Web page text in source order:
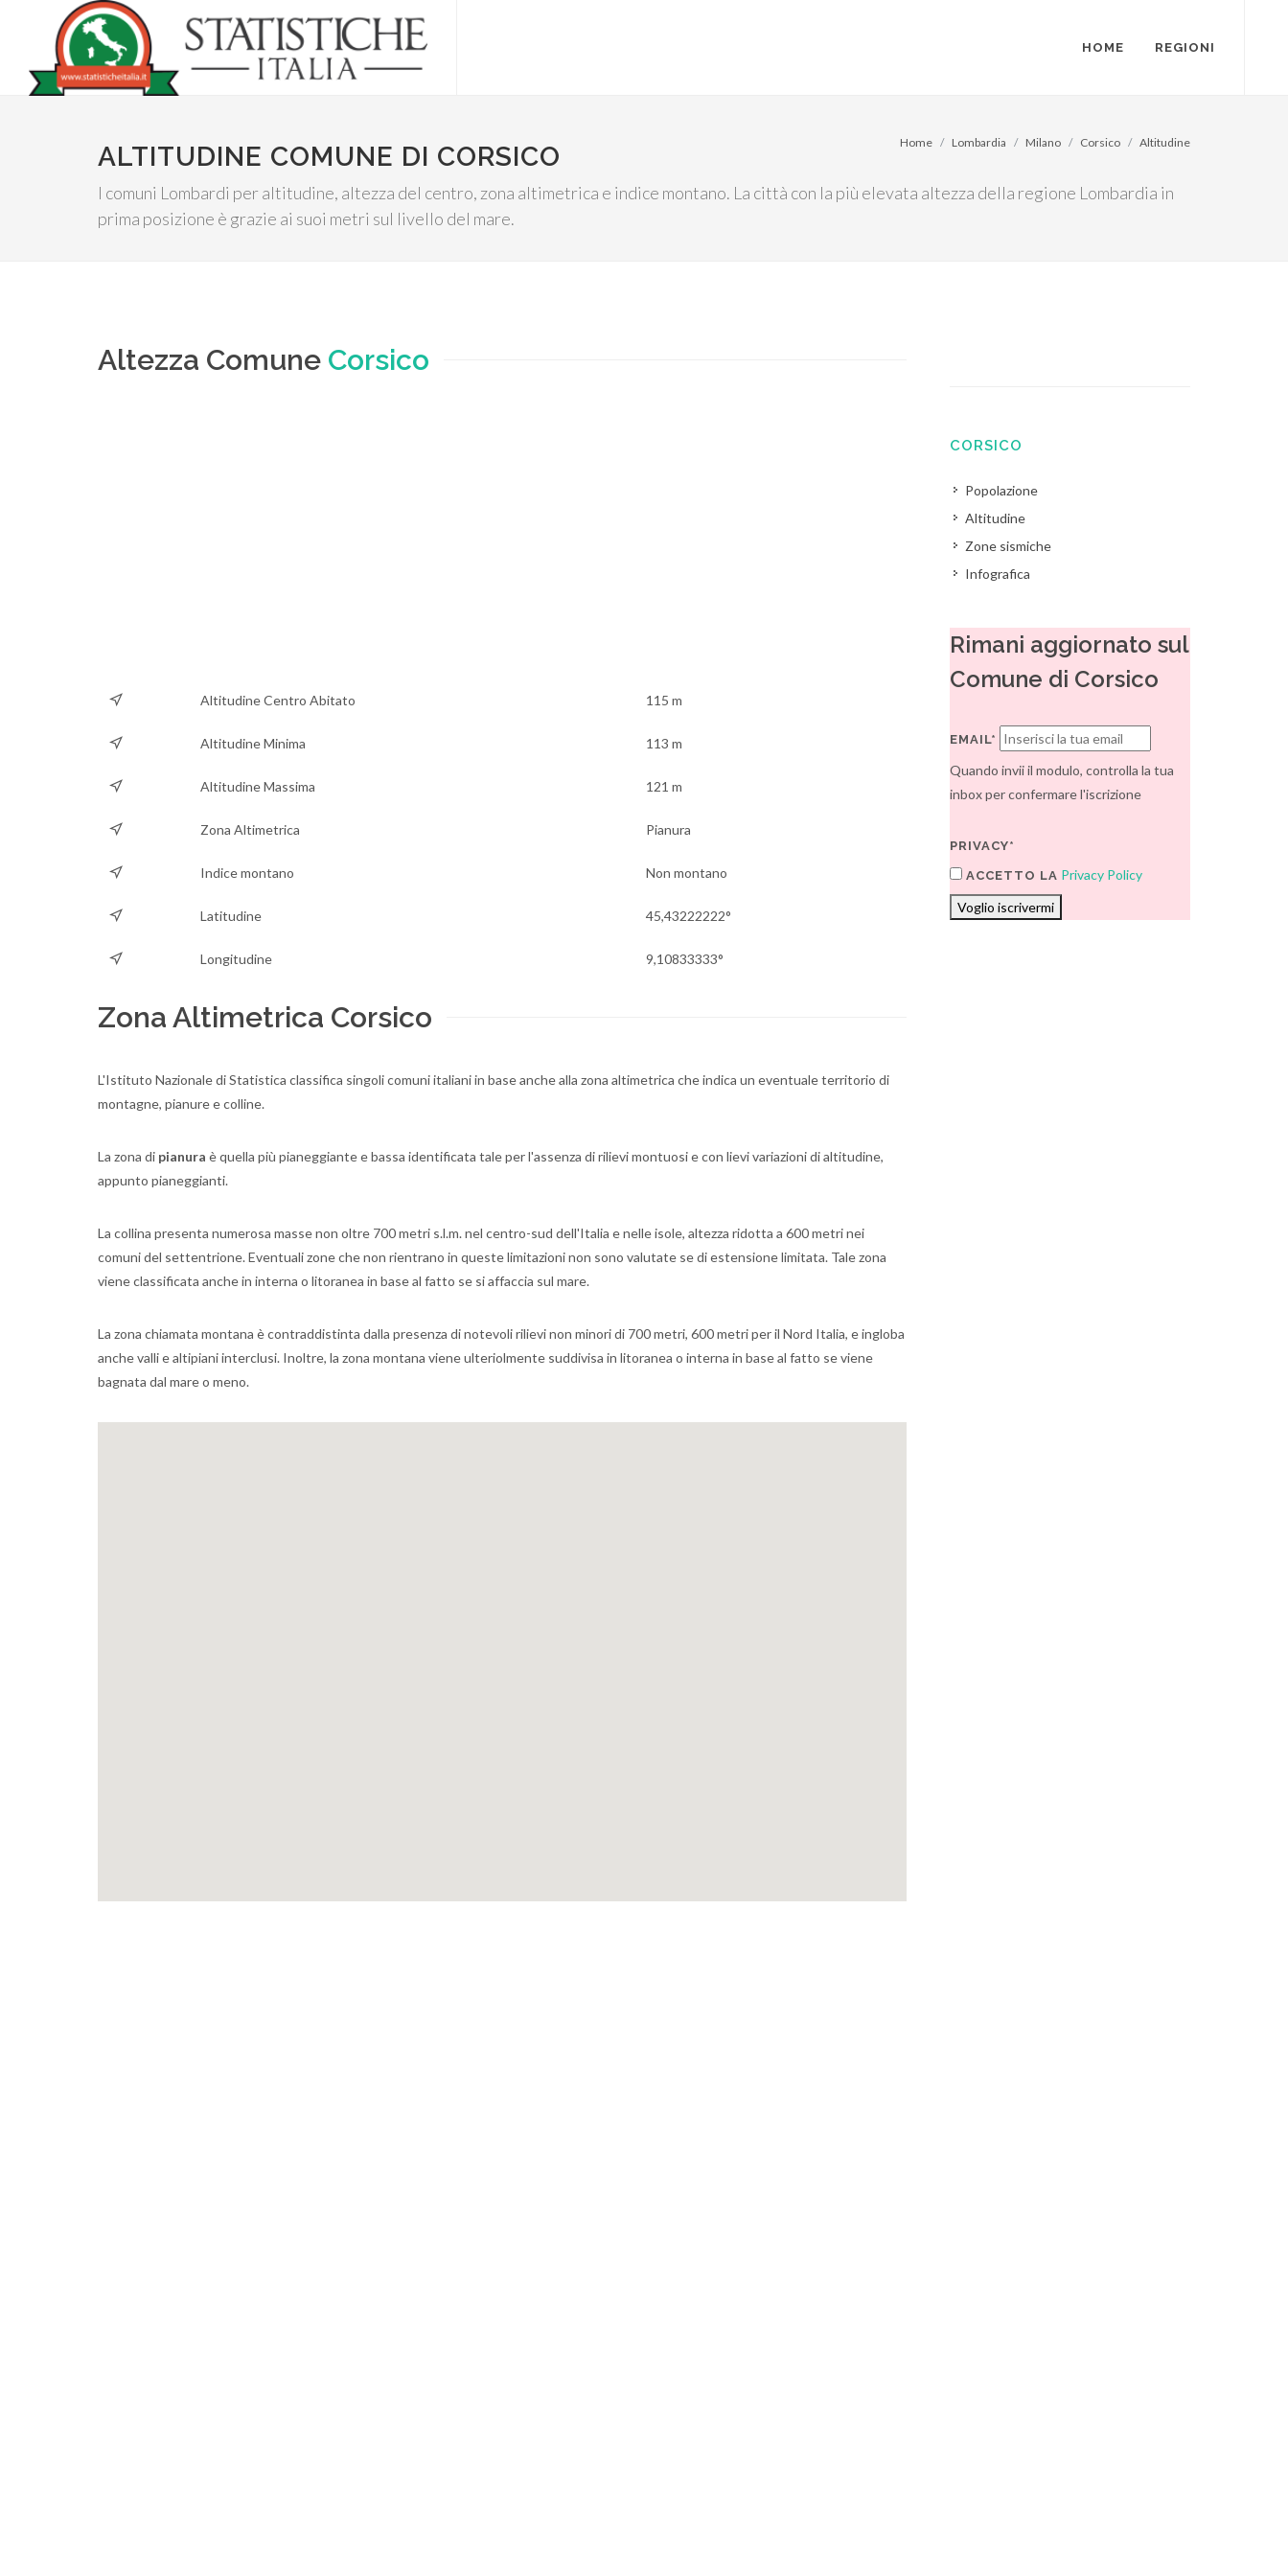
HOME REGIONI
ALTITUDINE COMUNE DI CORSICO
I comuni Lombardi per altitudine, altezza del centro, zona altimetrica e indice montano. La città con la più elevata altezza della regione Lombardia in
prima posizione è grazie ai suoi metri sul livello del mare.
Home Lombardia Milano Corsico Altitudine
Altezza Comune Corsico
Altitudine Centro Abitato 115 m
Altitudine Minima 113 m
Altitudine Massima 121 m
Zona Altimetrica Pianura
Indice montano Non montano
Latitudine 45,43222222°
Longitudine 9,10833333°
Zona Altimetrica Corsico
L'Istituto Nazionale di Statistica classifica singoli comuni italiani in base anche alla zona altimetrica che indica un eventuale territorio di
montagne, pianure e colline.
La zona di pianura è quella più pianeggiante e bassa identificata tale per l'assenza di rilievi montuosi e con lievi variazioni di altitudine,
appunto pianeggianti.
La collina presenta numerosa masse non oltre 700 metri s.l.m. nel centro-sud dell'Italia e nelle isole, altezza ridotta a 600 metri nei
comuni del settentrione. Eventuali zone che non rientrano in queste limitazioni non sono valutate se di estensione limitata. Tale zona
viene classificata anche in interna o litoranea in base al fatto se si affaccia sul mare.
La zona chiamata montana è contraddistinta dalla presenza di notevoli rilievi non minori di 700 metri, 600 metri per il Nord Italia, e ingloba
anche valli e altipiani interclusi. Inoltre, la zona montana viene ulteriolmente suddivisa in litoranea o interna in base al fatto se viene
bagnata dal mare o meno.
CORSICO
Popolazione
Altitudine
Zone sismiche
Infografica
Rimani aggiornato sul
Comune di Corsico
EMAIL*
Quando invii il modulo, controlla la tua
inbox per confermare l'iscrizione
PRIVACY*
ACCETTO LA Privacy Policy
Voglio iscrivermi